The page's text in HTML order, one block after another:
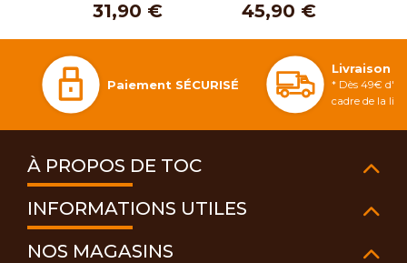
31,90 € 45,90 €
Paiement SÉCURISÉ
Livraison
* Dès 49€
cadre de la
À PROPOS DE TOC
INFORMATIONS UTILES
NOS MAGASINS